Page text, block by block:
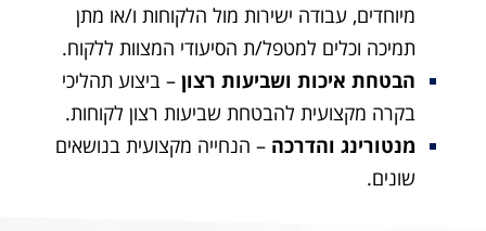
מיוחדים, עבודה ישירות מול הלקוחות ו/או מתן
תמיכה וכלים למטפל/ת הסיעודי המצוות ללקוח.
הבטחת איכות ושביעות רצון – ביצוע תהליכי
בקרה מקצועית להבטחת שביעות רצון לקוחות.
מנטורינג והדרכה – הנחייה מקצועית בנושאים
שונים.